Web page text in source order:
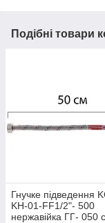
Подібні товари
Гнучке підведення
KH-01-FF1/2"- 500
нержавійка ГГ- 050